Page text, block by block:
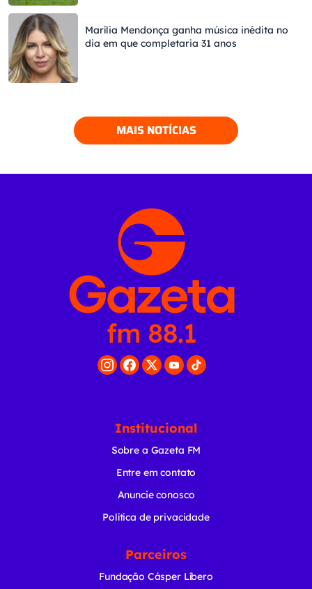
Marília Mendonça ganha música inédita no
dia em que completaria 31 anos
MAIS NOTÍCIAS
Institucional
Sobre a Gazeta FM
Entre em contato
Anuncie conosco
Política de privacidade
Parceiros
Fundação Cásper Líbero